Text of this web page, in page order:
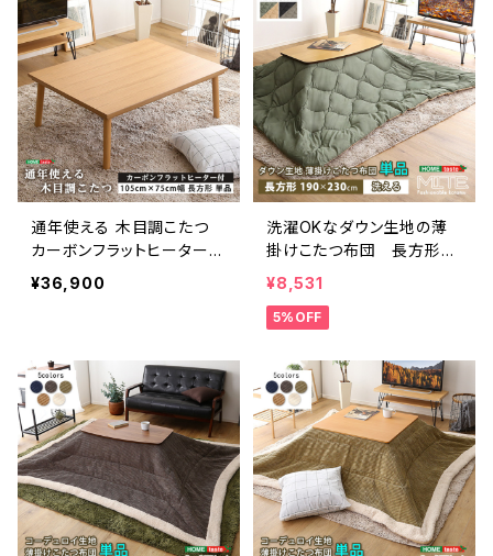
通年使える 木目調こたつ
カーボンフラットヒーター付
105cm×75cm幅 長方形 単
品【ropoca-ロポカ-】 SH
¥36,900
洗濯OKなダウン生地の薄
掛けこたつ布団 長方形（1
90×230cm）単品【mite-ミ
ーテ-】 SH-01-RDW
¥8,531
5%OFF